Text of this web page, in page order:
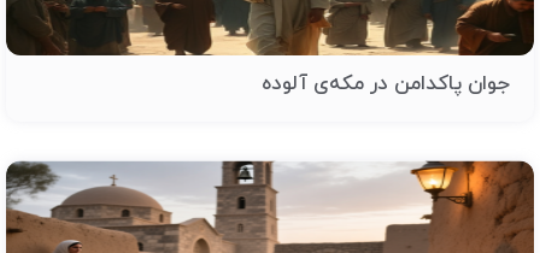
جوان پاکدامن در مکه‌ی آلوده